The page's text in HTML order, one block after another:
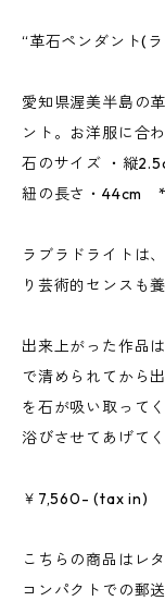
“革石ペンダント(
愛知県渥美半島の
ント。お洋服に合
石のサイズ ・縦
紐の長さ・44cm *
ラブラドライトは
り芸術的センスも
出来上がった作品
で清められてから
を石が吸い取って
浴びさせてあげてく
￥7,560- (tax in)
こちらの商品はレ
コンパクトでの郵